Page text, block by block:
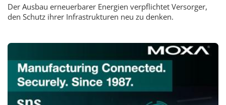
Der Ausbau erneuerbarer Energien verpflichtet Versorger,
den Schutz ihrer Infrastrukturen neu zu denken.